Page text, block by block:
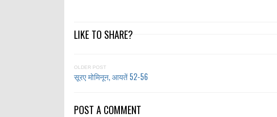
LIKE TO SHARE?
OLDER POST
सूरए मोमिनून, आयतें 52-56
POST A COMMENT